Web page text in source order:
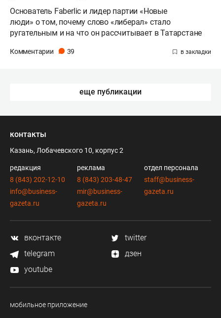
Основатель Faberlic и лидер партии «Новые
люди» о том, почему слово «либерал» стало
ругательным и на что он рассчитывает в Татарстане
Комментарии 39
еще публикации
контакты
Казань, Лобачевского 10, корпус 2
редакция
8 (843) 202-12-10
info@business-
gazeta.ru
реклама
8 (843) 203-48-47
mir@business-
gazeta.ru
отдел персонала
staff@business-
gazeta.ru
вконтакте
twitter
telegram
дзен
youtube
мобильное приложение